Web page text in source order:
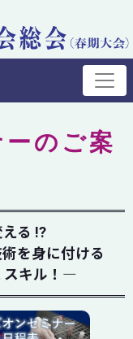
のご案
える !?
を身に付ける
スキル！―